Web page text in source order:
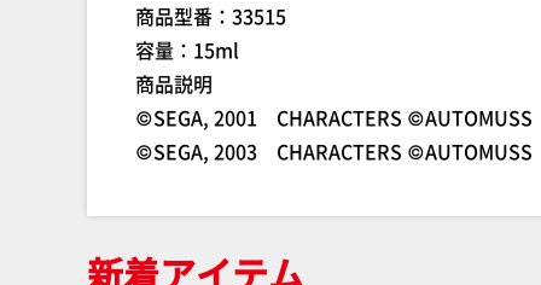
商品型番：33515
容量：15ml
商品説明
©SEGA, 2001 CHARACTERS
©SEGA, 2003 CHARACTERS
新着アイテム